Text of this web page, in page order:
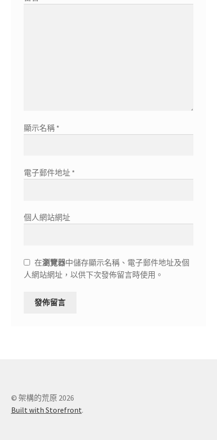
顯示名稱 *
電子郵件地址 *
個人網站網址
在瀏覽器中儲存顯示名稱、電子郵件地址及個
人網站網址，以供下次發佈留言時使用。
© 架構的荒原 2026
Built with Storefront.